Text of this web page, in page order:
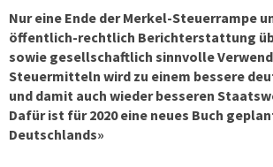
Nur eine Ende der Merkel-Steuerrampe
öffentlich-rechtlich Berichterstattung
sowie gesellschaftlich sinnvolle
Steuermitteln wird zu einem bessere
und damit auch wieder besseren
Dafür ist für 2020 eine neues Buch
Deutschlands»